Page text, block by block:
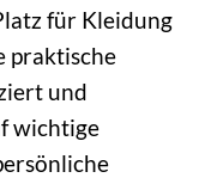
für Kleidung
praktische
und
wichtige